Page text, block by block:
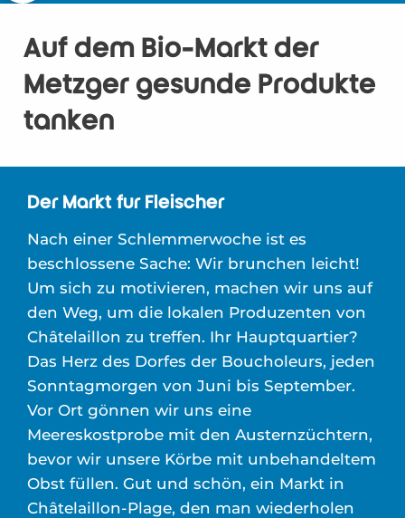
Auf dem Bio-Markt der
Metzger gesunde Produkte
tanken
Der Markt für Fleischer
Nach einer Schlemmerwoche ist es
beschlossene Sache: Wir brunchen leicht!
Um sich zu motivieren, machen wir uns auf
den Weg, um die lokalen Produzenten von
Châtelaillon zu treffen. Ihr Hauptquartier?
Das Herz des Dorfes der Boucholeurs, jeden
Sonntagmorgen von Juni bis September.
Vor Ort gönnen wir uns eine
Meereskostprobe mit den Austernzüchtern,
bevor wir unsere Körbe mit unbehandeltem
Obst füllen. Gut und schön, ein Markt in
Châtelaillon-Plage, den man wiederholen